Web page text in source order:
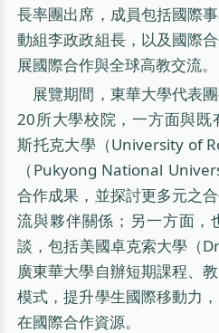
長率團出席，成員包括國際
動組李政政組長，以及國際
展國際合作與全球高教交流。
展覽期間，東華大學代表
20所大學校院，一方面與既
斯托克大學（University of
（Pukyong National
合作成果，並探討更多元之
流與夥伴關係；另一方面，
談，包括美國卓克索大學（
廣東華大學自辦短期課程、
模式，提升學生國際移動力
在國際合作資源。